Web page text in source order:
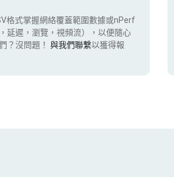
格式掌握網絡覆蓋範圍數據或nPerf
延遲，瀏覽，視頻流），以便隨心
？沒問題！ 與我們聯繫以獲得報